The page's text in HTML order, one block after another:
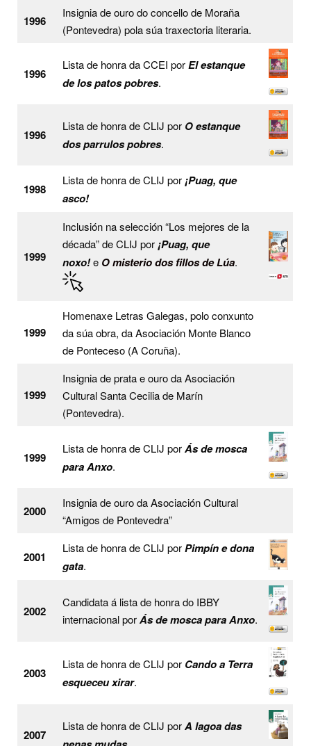
1996
Insignia de ouro do concello de Moraña
(Pontevedra) pola súa traxectoria literaria.
1996
Lista de honra da CCEI porEl estanque
de los patos pobres.
1996
Lista de honra de CLIJ por O estanque
dos parrulos pobres.
1998
Lista de honra de CLIJ por ¡Puag, que
asco!
1999
Inclusión na selección “Los mejores de la
década” de CLIJ por ¡Puag, que
noxo!e O misterio dos fillos de Lúa.
1999
Homenaxe Letras Galegas, polo conxunto
da súa obra, da Asociación Monte Blanco
de Ponteceso (A Coruña).
1999
Insignia de prata e ouro da Asociación
Cultural Santa Cecilia de Marín
(Pontevedra).
1999
Lista de honra de CLIJ porÁs de mosca
para Anxo.
2000
Insignia de ouro da Asociación Cultural
“Amigos de Pontevedra”
2001
Lista de honra de CLIJ porPimpín e dona
gata.
2002
Candidata á lista de honra do IBBY
internacional porÁs de mosca para Anxo.
2003
Lista de honra de CLIJ por Cando a Terra
esqueceu xirar.
2007
Lista de honra de CLIJ porA lagoa das